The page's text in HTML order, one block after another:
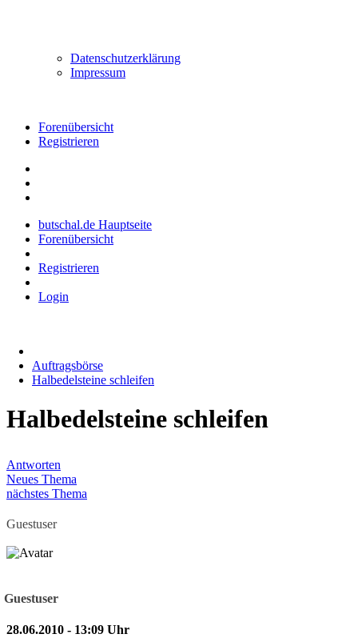
Datenschutzerklärung
Impressum
Forenübersicht
Registrieren
butschal.de Hauptseite
Forenübersicht
Registrieren
Login
Auftragsbörse
Halbedelsteine schleifen
Halbedelsteine schleifen
Antworten
Neues Thema
nächstes Thema
Guestuser
Guestuser
28.06.2010 - 13:09 Uhr